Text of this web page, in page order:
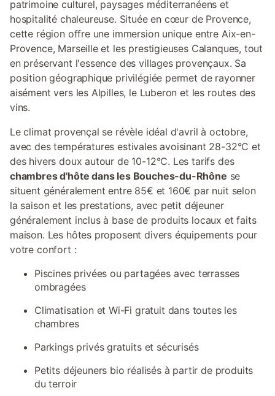
patrimoine culturel, paysages méditerranéens et
hospitalité chaleureuse. Située en cœur de Provence,
cette région offre une immersion unique entre Aix-en-
Provence, Marseille et les prestigieuses Calanques, tout
en préservant l'essence des villages provençaux. Sa
position géographique privilégiée permet de rayonner
aisément vers les Alpilles, le Luberon et les routes des
vins.
Le climat provençal se révèle idéal d'avril à octobre,
avec des températures estivales avoisinant 28-32°C et
des hivers doux autour de 10-12°C. Les tarifs des
chambres d'hôte dans les Bouches-du-Rhône se
situent généralement entre 85€ et 160€ par nuit selon
la saison et les prestations, avec petit déjeuner
généralement inclus à base de produits locaux et faits
maison. Les hôtes proposent divers équipements pour
votre confort :
Piscines privées ou partagées avec terrasses
ombragées
Climatisation et Wi-Fi gratuit dans toutes les
chambres
Parkings privés gratuits et sécurisés
Petits déjeuners bio réalisés à partir de produits
du terroir